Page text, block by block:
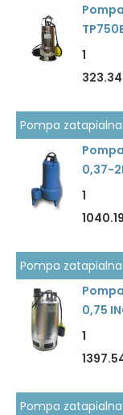
1
Pompa
0,37-
1
Pompa zatapialna
0,75
1
Pompa zatapialna